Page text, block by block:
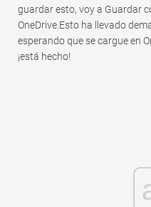
guardar esto, voy a Guardar
OneDrive.Esto ha llevado
esperando que se cargue en
¡está hecho!